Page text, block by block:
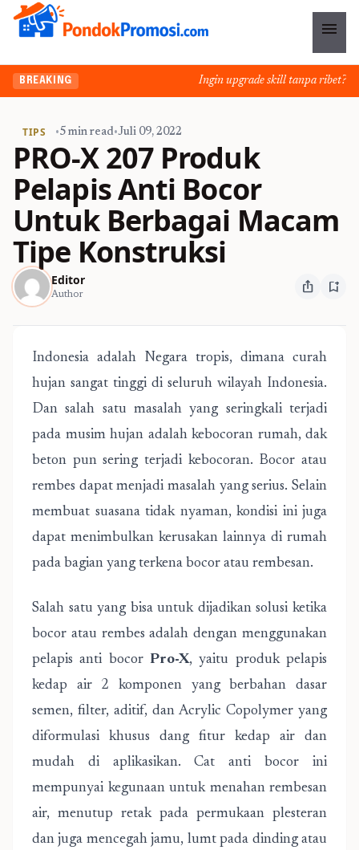
menu
BREAKING Ingin upgrade skill tanpa ribet?
TIPS •5 min read•Juli 09, 2022
PRO-X 207 Produk
Pelapis Anti Bocor
Untuk Berbagai Macam
Tipe Konstruksi
Editor
Author ios_share bookmark_add
Indonesia adalah Negara tropis, dimana curah
hujan sangat tinggi di seluruh wilayah Indonesia.
Dan salah satu masalah yang seringkali terjadi
pada musim hujan adalah kebocoran rumah, dak
beton pun sering terjadi kebocoran. Bocor atau
rembes dapat menjadi masalah yang serius. Selain
membuat suasana tidak nyaman, kondisi ini juga
dapat menimbulkan kerusakan lainnya di rumah
pada bagian yang terkena bocor atau rembesan.
Salah satu yang bisa untuk dijadikan solusi ketika
bocor atau rembes adalah dengan menggunakan
pelapis anti bocor Pro-X, yaitu produk pelapis
kedap air 2 komponen yang berbahan dasar
semen, filter, aditif, dan Acrylic Copolymer yang
diformulasi khusus dang fitur kedap air dan
mudah di aplikasikan. Cat anti bocor ini
mempunyai kegunaan untuk menahan rembesan
air, menutup retak pada permukaan plesteran
dan juga mencegah jamu, lumt pada dinding atau